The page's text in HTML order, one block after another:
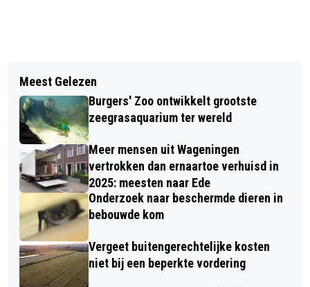
MINNARES EN WEDUWE RUZIËN OVER
BEWINDVOERING BIJ AFWIKKELING
NALATENSCHAP
SPORTHAL DE VLINDER KRIJGT
NIEUWE BEHEERDER
Meest Gelezen
Burgers' Zoo ontwikkelt grootste
zeegrasaquarium ter wereld
Meer mensen uit Wageningen
vertrokken dan ernaartoe verhuisd in
2025: meesten naar Ede
Onderzoek naar beschermde dieren in
bebouwde kom
Vergeet buitengerechtelijke kosten
niet bij een beperkte vordering